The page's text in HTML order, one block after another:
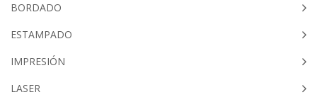
BORDADO
ESTAMPADO
IMPRESIÓN
LASER